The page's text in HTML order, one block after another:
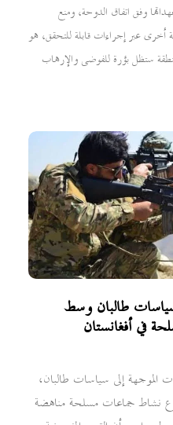
طالبان وسط
في أفغانستان
الموجهة إلى سياسات طالبان،
نشاط جماعات مسلحة مناهضة
وفق اتفاق الدوحة، ومنع
عبر إجراءات قابلة للتحقق، هو
ستظل بؤرة للفوضى والإرهاب